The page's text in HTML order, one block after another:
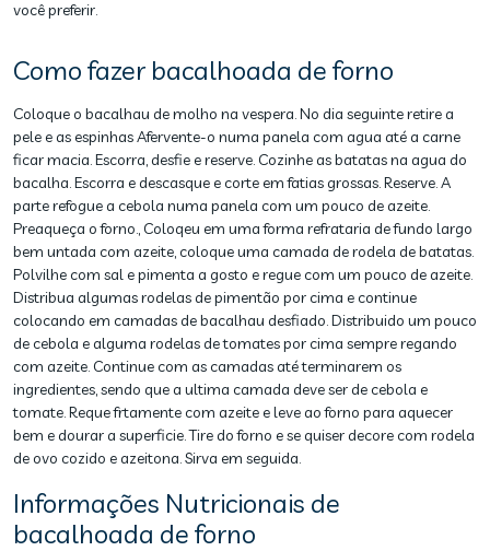
você preferir.
Como fazer bacalhoada de forno
Coloque o bacalhau de molho na vespera. No dia seguinte retire a
pele e as espinhas Afervente-o numa panela com agua até a carne
ficar macia. Escorra, desfie e reserve. Cozinhe as batatas na agua do
bacalha. Escorra e descasque e corte em fatias grossas. Reserve. A
parte refogue a cebola numa panela com um pouco de azeite.
Preaqueça o forno., Coloqeu em uma forma refrataria de fundo largo
bem untada com azeite, coloque uma camada de rodela de batatas.
Polvilhe com sal e pimenta a gosto e regue com um pouco de azeite.
Distribua algumas rodelas de pimentão por cima e continue
colocando em camadas de bacalhau desfiado. Distribuido um pouco
de cebola e alguma rodelas de tomates por cima sempre regando
com azeite. Continue com as camadas até terminarem os
ingredientes, sendo que a ultima camada deve ser de cebola e
tomate. Reque frtamente com azeite e leve ao forno para aquecer
bem e dourar a superficie. Tire do forno e se quiser decore com rodela
de ovo cozido e azeitona. Sirva em seguida.
Informações Nutricionais de
bacalhoada de forno